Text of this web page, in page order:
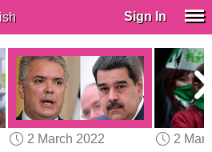
Sign In
2 March 2022
2